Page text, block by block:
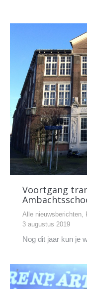
Voortgang
Alle nieuwsberichten,
3 augustus 2019
Nog dit jaar kun je